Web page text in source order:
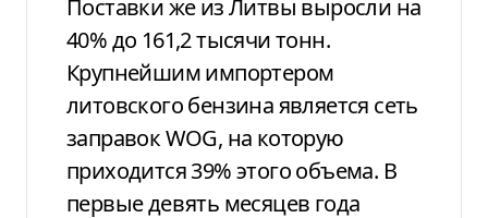
Поставки же из Литвы выросли на
40% до 161,2 тысячи тонн.
Крупнейшим импортером
литовского бензина является сеть
заправок WOG, на которую
приходится 39% этого объема. В
первые девять месяцев года